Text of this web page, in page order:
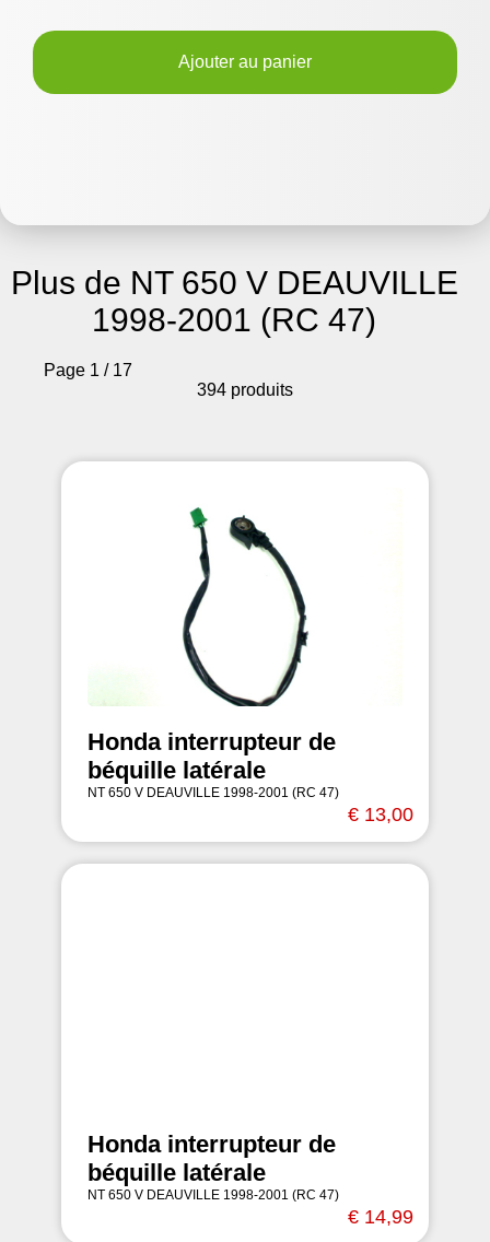
Ajouter au panier
Plus de NT 650 V DEAUVILLE
1998-2001 (RC 47)
Page 1 / 17
394 produits
Honda interrupteur de
béquille latérale
NT 650 V DEAUVILLE 1998-2001 (RC 47)
€ 13,00
Honda interrupteur de
béquille latérale
NT 650 V DEAUVILLE 1998-2001 (RC 47)
€ 14,99